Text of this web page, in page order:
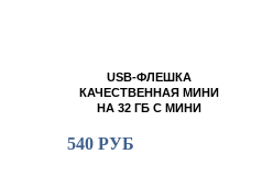
USB-ФЛЕШКА
КАЧЕСТВЕННАЯ МИНИ
НА 32 ГБ С МИНИ
КОРПУСЕ
540 РУБ